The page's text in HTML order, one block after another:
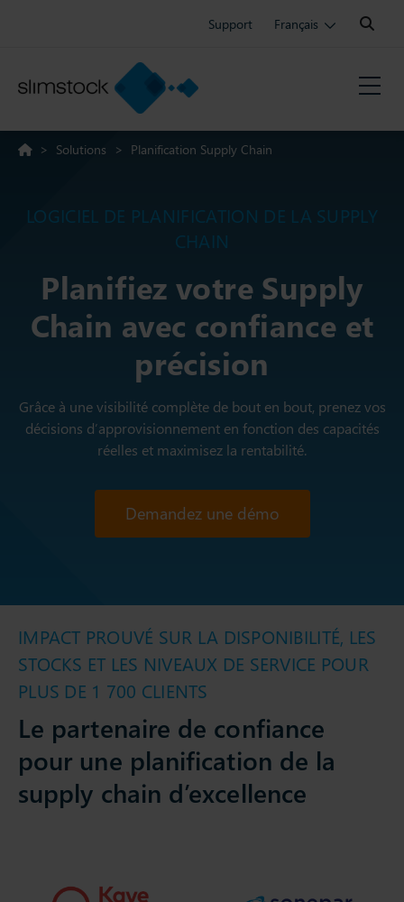
Support Français
Search:
> Solutions > Planification Supply Chain
LOGICIEL DE PLANIFICATION DE LA SUPPLY
CHAIN
Planifiez votre Supply
Chain avec confiance et
précision
Grâce à une visibilité complète de bout en bout, prenez vos
décisions d’approvisionnement en fonction des capacités
réelles et maximisez la rentabilité.
Demandez une démo
IMPACT PROUVÉ SUR LA DISPONIBILITÉ, LES
STOCKS ET LES NIVEAUX DE SERVICE POUR
PLUS DE 1 700 CLIENTS
Le partenaire de confiance
pour une planification de la
supply chain d’excellence